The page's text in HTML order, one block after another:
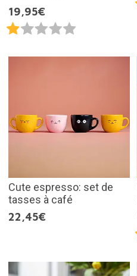
19,95€
Cute espresso: set de
tasses à café
22,45€